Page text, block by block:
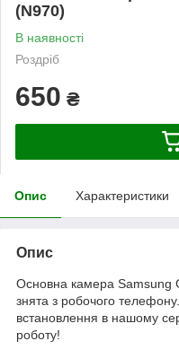
(N970)
В наявності
Роздріб
650 ₴
Опис Характеристики
Опис
Основна камера Samsung
знята з робочого
встановлення в нашому
роботу!